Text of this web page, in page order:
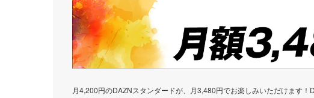
月4,200円のDAZNスタンダードが、月3,480円でお楽しみいただけます